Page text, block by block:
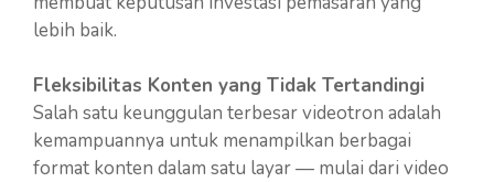
lebih baik.
Fleksibilitas Konten yang Tidak Tertandingi
Salah satu keunggulan terbesar videotron adalah
kemampuannya untuk menampilkan berbagai
format konten dalam satu layar — mulai dari video